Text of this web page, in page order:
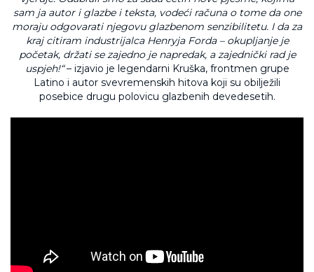
sam ja autor i glazbe i teksta, vodeći računa o tome da one
moraju odgovarati njegovu glazbenom senzibilitetu. I da za
kraj citiram industrijalca Henryja Forda – okupljanje je
početak, držati se zajedno je napredak, a zajednički rad je
uspjeh!“– izjavio je legendarni Kruška, frontmen grupe
Latino i autor svevremenskih hitova koji su obilježili
posebice drugu polovicu glazbenih devedesetih.